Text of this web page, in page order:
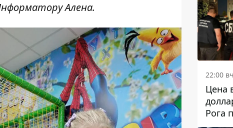
Алена.
22:00
Цена
Рога